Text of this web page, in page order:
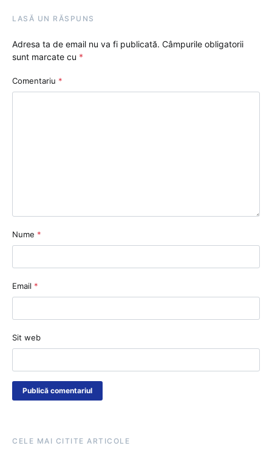
LASĂ UN RĂSPUNS
Adresa ta de email nu va fi publicată. Câmpurile obligatorii
sunt marcate cu *
Comentariu *
Nume *
Email *
Sit web
CELE MAI CITITE ARTICOLE